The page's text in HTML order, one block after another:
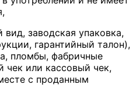
заводская упаковка,
гарантийный талон),
пломбы, фабричные
чек или кассовый чек,
с проданным